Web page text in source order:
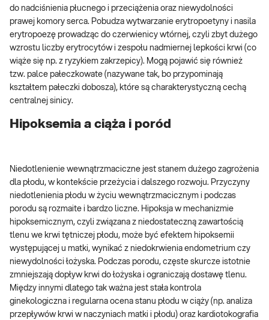
do nadciśnienia płucnego i przeciążenia oraz niewydolności
prawej komory serca. Pobudza wytwarzanie erytropoetyny i nasila
erytropoezę prowadząc do czerwienicy wtórnej, czyli zbyt dużego
wzrostu liczby erytrocytów i zespołu nadmiernej lepkości krwi (co
wiąże się np. z ryzykiem zakrzepicy). Mogą pojawić się również
tzw. palce pałeczkowate (nazywane tak, bo przypominają
kształtem pałeczki dobosza), które są charakterystyczną cechą
centralnej sinicy.
Hipoksemia a ciąża i poród
Niedotlenienie wewnątrzmaciczne jest stanem dużego zagrożenia
dla płodu, w kontekście przeżycia i dalszego rozwoju. Przyczyny
niedotlenienia płodu w życiu wewnątrzmacicznym i podczas
porodu są rozmaite i bardzo liczne. Hipoksja w mechanizmie
hipoksemicznym, czyli związana z niedostateczną zawartością
tlenu we krwi tętniczej płodu, może być efektem hipoksemii
występującej u matki, wynikać z niedokrwienia endometrium czy
niewydolności łożyska. Podczas porodu, częste skurcze istotnie
zmniejszają dopływ krwi do łożyska i ograniczają dostawę tlenu.
Między innymi dlatego tak ważna jest stała kontrola
ginekologiczna i regularna ocena stanu płodu w ciąży (np. analiza
przepływów krwi w naczyniach matki i płodu) oraz kardiotokografia